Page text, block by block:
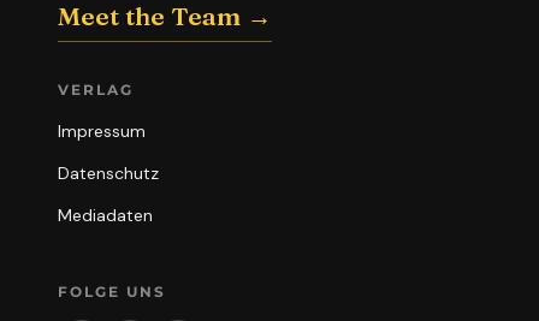
Meet the Team →
VERLAG
Impressum
Datenschutz
Mediadaten
FOLGE UNS